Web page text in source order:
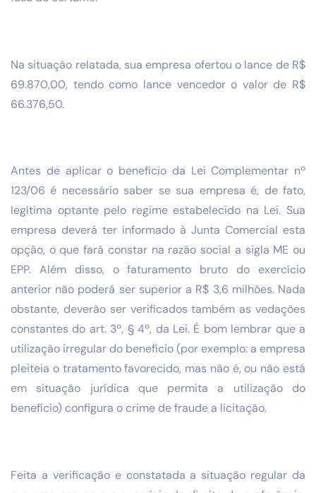
Na situação relatada, sua empresa ofertou o lance de R$
69.870,00, tendo como lance vencedor o valor de R$
66.376,50.
Antes de aplicar o benefício da Lei Complementar nº
123/06 é necessário saber se sua empresa é, de fato,
legítima optante pelo regime estabelecido na Lei. Sua
empresa deverá ter informado à Junta Comercial esta
opção, o que fará constar na razão social a sigla ME ou
EPP. Além disso, o faturamento bruto do exercício
anterior não poderá ser superior a R$ 3,6 milhões. Nada
obstante, deverão ser verificados também as vedações
constantes do art. 3º, § 4º, da Lei. É bom lembrar que a
utilização irregular do benefício (por exemplo: a empresa
pleiteia o tratamento favorecido, mas não é, ou não está
em situação jurídica que permita a utilização do
benefício) configura o crime de fraude a licitação.
Feita a verificação e constatada a situação regular da